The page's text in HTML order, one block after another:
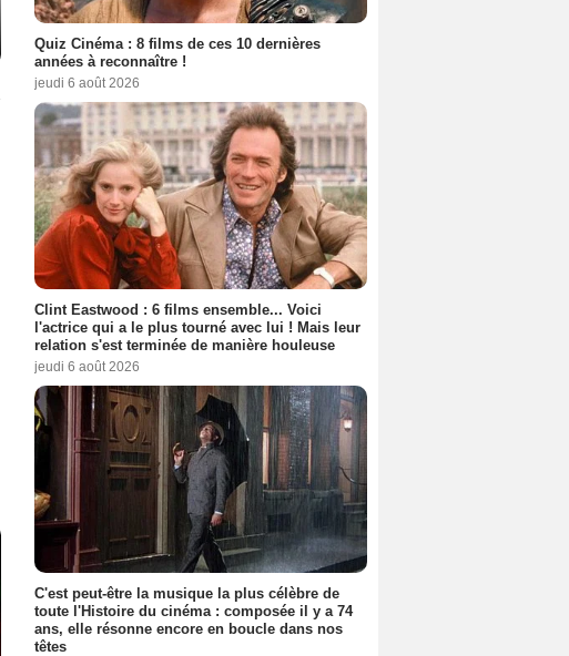
Quiz Cinéma : 8 films de ces 10 dernières
années à reconnaître !
jeudi 6 août 2026
Clint Eastwood : 6 films ensemble... Voici
l'actrice qui a le plus tourné avec lui ! Mais leur
relation s'est terminée de manière houleuse
jeudi 6 août 2026
C'est peut-être la musique la plus célèbre de
toute l'Histoire du cinéma : composée il y a 74
ans, elle résonne encore en boucle dans nos
têtes